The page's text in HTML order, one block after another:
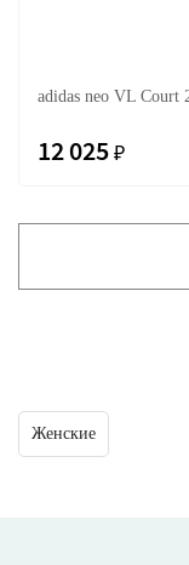
adidas neo VL Court
12 025 ₽
Женские